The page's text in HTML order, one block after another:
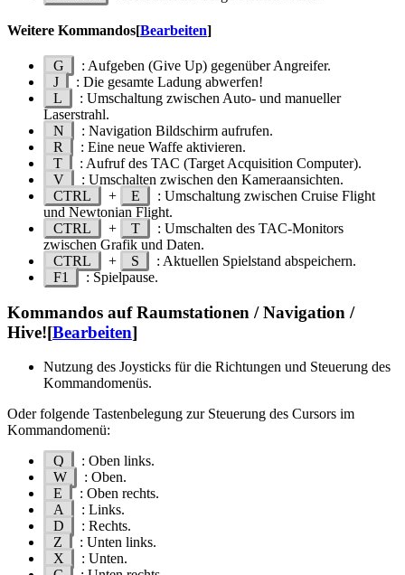
Weitere Kommandos[Bearbeiten]
G
: Aufgeben (Give Up) gegenüber Angreifer.
J
: Die gesamte Ladung abwerfen!
L
: Umschaltung zwischen Auto- und manueller
Laserstrahl.
N
: Navigation Bildschirm aufrufen.
R
: Eine neue Waffe aktivieren.
T
: Aufruf des TAC (Target Acquisition Computer).
V
: Umschalten zwischen den Kameraansichten.
CTRL
+ E
: Umschaltung zwischen Cruise Flight
und Newtonian Flight.
CTRL
+ T
: Umschalten des TAC-Monitors
zwischen Grafik und Daten.
CTRL
+ S
: Aktuellen Spielstand abspeichern.
F1
: Spielpause.
Kommandos auf Raumstationen / Navigation /
Hive![Bearbeiten]
Nutzung des Joysticks für die Richtungen und Steuerung des
Kommandomenüs.
Oder folgende Tastenbelegung zur Steuerung des Cursors im
Kommandomenü:
Q
: Oben links.
W
: Oben.
E
: Oben rechts.
A
: Links.
D
: Rechts.
Z
: Unten links.
X
: Unten.